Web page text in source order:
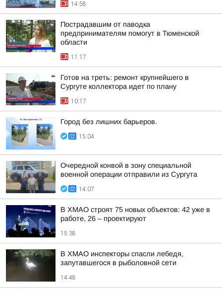
14:58
Пострадавшим от паводка
предпринимателям помогут в Тюменской
области
11:17
Готов на треть: ремонт крупнейшего в
Сургуте коллектора идет по плану
10:17
Город без лишних барьеров.
15:04
Очередной конвой в зону специальной
военной операции отправили из Сургута
14:07
В ХМАО строят 75 новых объектов: 42 уже в
работе, 26 – проектируют
15:38
В ХМАО инспекторы спасли лебедя,
запутавшегося в рыболовной сети
14:48